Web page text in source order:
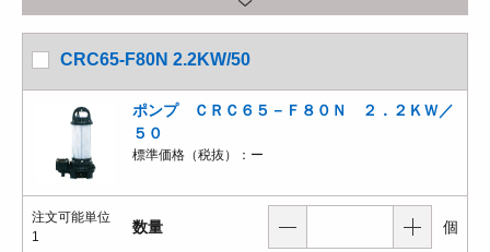
CRC65-F80N 2.2KW/50
ポンプ ＣＲＣ６５－Ｆ８０Ｎ ２．２ＫＷ／
５０
標準価格（税抜）： ー
注文可能単位
1
数量 個